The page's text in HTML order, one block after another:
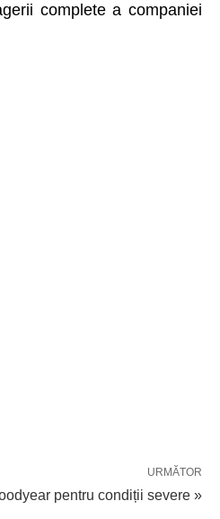
complete a companiei
URMĂTOR
pentru condiții severe »